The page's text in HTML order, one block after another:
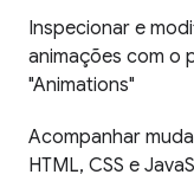
Inspecionar e
animações com o
"Animations"
Acompanhar
HTML, CSS e Java